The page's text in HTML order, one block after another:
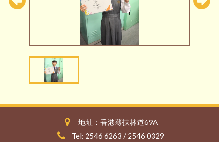
地址：香港薄扶林道69A
Tel: 2546 6263 / 2546 0329